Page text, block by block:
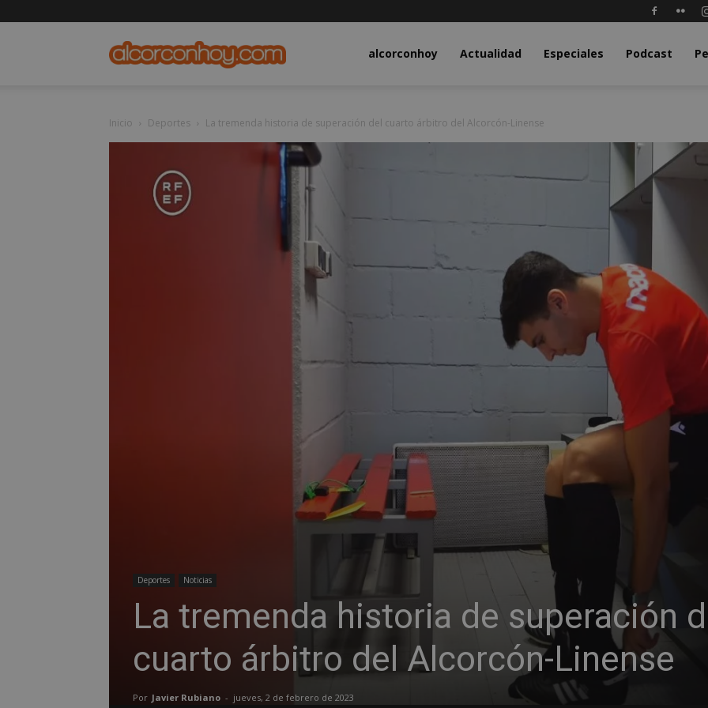
alcorconhoy.comalcorconhoy Actualidad Especiales Podcast
Inicio Deportes La tremenda historia de superación del cuarto árbitro del Alcorcón-Linense
Deportes Noticias
La tremenda historia de superación
cuarto árbitro del Alcorcón-Linense
Por Javier Rubiano - jueves, 2 de febrero de 2023